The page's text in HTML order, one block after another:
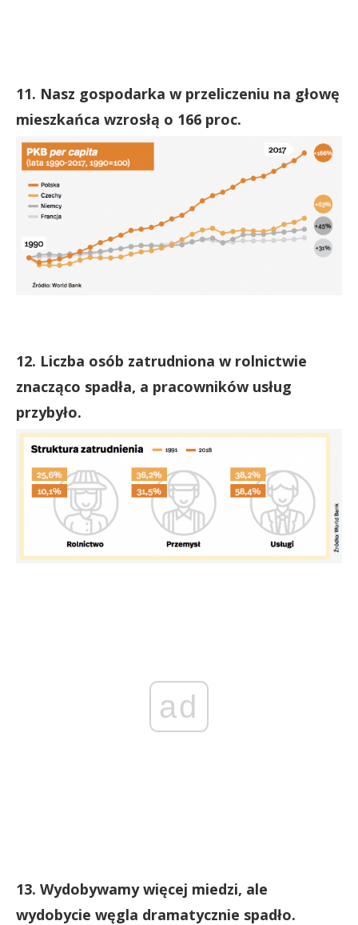
11. Nasz gospodarka w przeliczeniu na głowę
mieszkańca wzrosłą o 166 proc.
12. Liczba osób zatrudniona w rolnictwie
znacząco spadła, a pracowników usług
przybyło.
ad
13. Wydobywamy więcej miedzi, ale
wydobycie węgla dramatycznie spadło.